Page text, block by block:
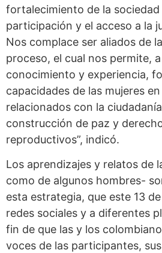
fortalecimiento de la sociedad
participación y el acceso a la
Nos complace ser aliados de
proceso, el cual nos permite,
conocimiento y experiencia,
capacidades de las mujeres
relacionados con la
construcción de paz y
reproductivos”, indicó.
Los aprendizajes y relatos de
como de algunos hombres-
esta estrategia, que este 13
redes sociales y a diferentes
fin de que las y los
voces de las participantes,